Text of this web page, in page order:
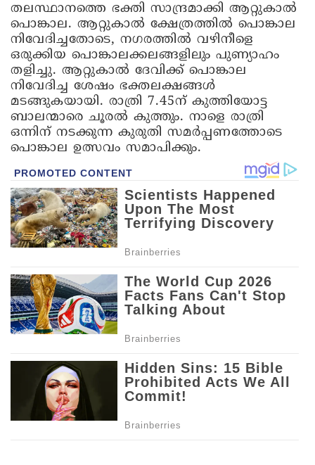
തലസ്ഥാനത്തെ ഭക്തി സാന്ദ്രമാക്കി ആറ്റുകാൽ
പൊങ്കാല. ആറ്റുകാൽ ക്ഷേത്രത്തിൽ പൊങ്കാല
നിവേദിച്ചതോടെ, നഗരത്തിൽ വഴിനീള‌െ
ഒരുക്കിയ പൊങ്കാലക്കലങ്ങളിലും പുണ്യാഹം
തളിച്ചു. ആറ്റുകാൽ ദേവിക്ക് പൊങ്കാല
നിവേദിച്ച ശേഷം ഭക്തലക്ഷങ്ങൾ
മടങ്ങുകയായി. രാത്രി 7.45ന് കുത്തിയോട്ട
ബാലന്മാരെ ചൂരൽ കുത്തും. നാളെ രാത്രി
ഒന്നിന് നടക്കുന്ന കുരുതി സമർപ്പണത്തോടെ
പൊങ്കാല ഉത്സവം സമാപിക്കും.